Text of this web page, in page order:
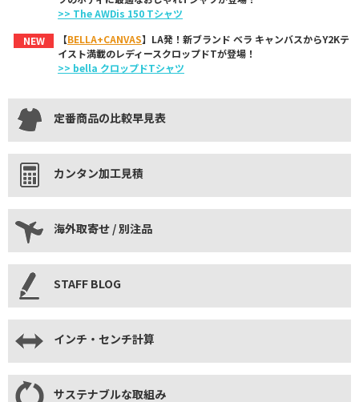
>> The AWDis 150 Tシャツ
NEW
【BELLA+CANVAS】LA発！新ブランド ベラ キャンバスからY2Kテ
イスト満載のレディースクロップドTが登場！
>> bella クロップドTシャツ
定番商品の比較早見表
カンタン加工見積
海外取寄せ / 別注品
STAFF BLOG
インチ・センチ計算
サステナブルな取組み